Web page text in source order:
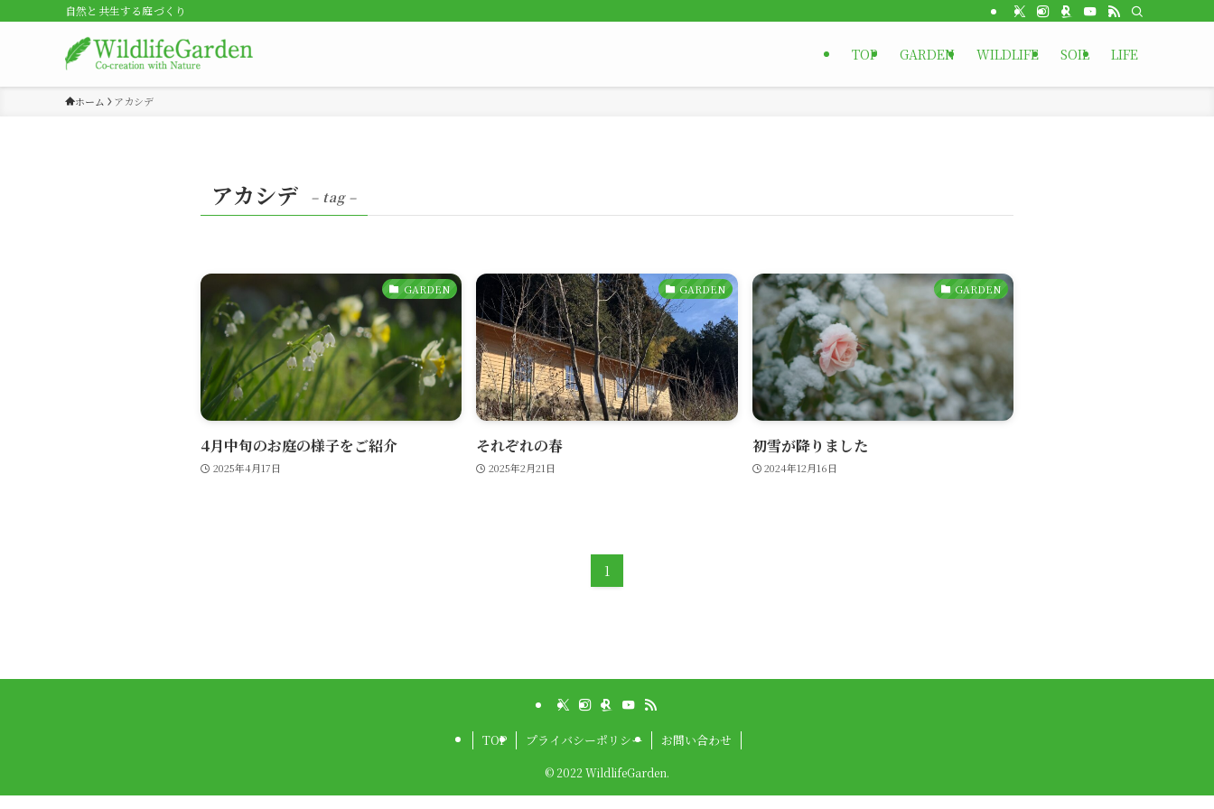
自然と共生する庭づくり
TOP GARDEN WILDLIFE SOIL LIFE
ホーム アカシデ
アカシデ – tag –
GARDEN
4月中旬のお庭の様子をご紹介
2025年4月17日
GARDEN
それぞれの春
2025年2月21日
GARDEN
初雪が降りました
2024年12月16日
1
TOP プライバシーポリシー お問い合わせ
© 2022 WildlifeGarden.